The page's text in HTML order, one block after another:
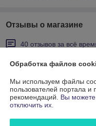
Отзывы о магазине
40 отзывов за всё
Покупатель
Отлично
Сделка подтверждена
Обработка файлов
Мы используем файлы
пользователей портала
рекомендаций. Вы
отключить их.